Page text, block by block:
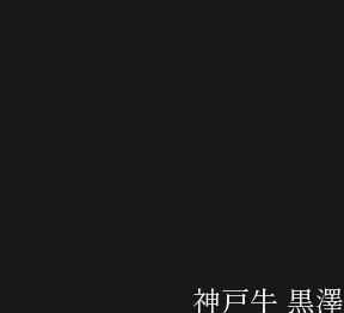
神戸牛 黒澤